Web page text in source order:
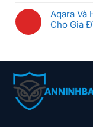
Động
Là
Đèn,
Khóa
Ninh
+
Giá
Theo
Thông
Minh
Cho
2026:
Theo
Khóa
Cửa
Vân
Tay,
có
bình
luận
Cũ
Dây
Aqara Và
Cho Gia
bình
Aqara